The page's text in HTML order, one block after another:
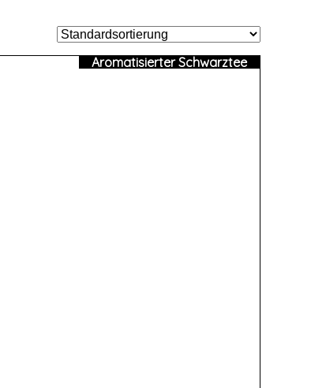
Aromatisierter Schwarztee